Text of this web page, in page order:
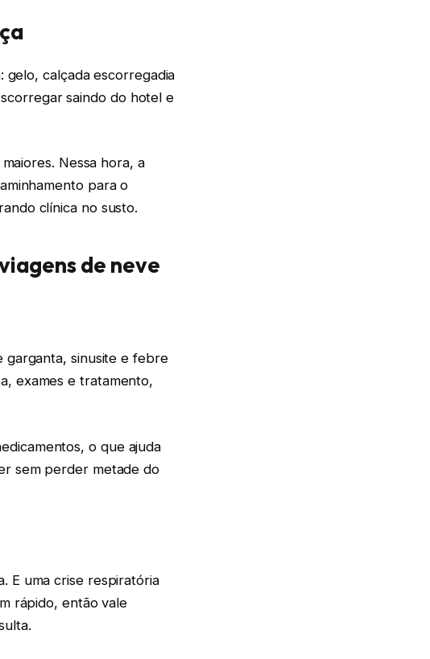
gelo, calçada escorregadia
saindo do hotel e
Nessa hora, a
para o
clínica no susto.
de neve
garganta, sinusite e febre
exames e tratamento,
o que ajuda
sem perder metade do
E uma crise respiratória
rápido, então vale